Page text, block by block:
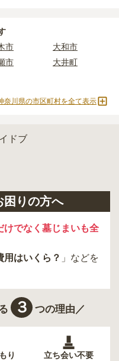
にかかる費用はないか」を
でも各霊園の詳しい料金案
市
大和市
市 大井町
奈川県の市区町村を全て表示
困りの方へ
けでなく墓じまいも全
用はいくら？ 」などを
３ つの理由／
り 立ち会い不要